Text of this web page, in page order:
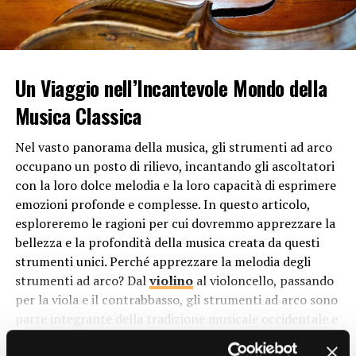
di creare suoni maestosi e solenni, che possono elevare
lo spirito e trasmettere un senso di divinità. L’organo,
con la sua imponenza e la sua potenza sonora,
Inoltre, l’organo è spesso associato al concetto di
armonia e unità all’interno della comunità di fede. Come
strumento polifonico, è in grado di combinare diverse
voci e timbri in un’unica melodia, simboleggiando l’idea
di diversità che si unisce in un’unica armonia sotto
l’egida della fede.
Ruolo dell’Organo nella Liturgia
Nelle chiese cristiane, l’organo ha un ruolo
fondamentale durante le celebrazioni liturgiche. È
spesso utilizzato per accompagnare i canti e le
preghiere, fornendo un sottofondo musicale che
enfatizza il carattere sacro e solenne della liturgia.
Un Viaggio nell’Incantevole Mondo della
Musica Classica
Nel vasto panorama della musica, gli strumenti ad arco
occupano un posto di rilievo, incantando gli ascoltatori
con la loro dolce melodia e la loro capacità di esprimere
emozioni profonde e complesse. In questo articolo,
esploreremo le ragioni per cui dovremmo apprezzare la
bellezza e la profondità della musica creata da questi
strumenti unici. Perché apprezzare la melodia degli
strumenti ad arco? Dalviolinoal violoncello, passando
per la viola e il contrabbasso, gli strumenti ad arco sono
parte integrante della tradizione musicale occidentale e
offrono un’esperienza sonora unica che merita di essere